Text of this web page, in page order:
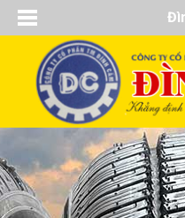
Liên hệ